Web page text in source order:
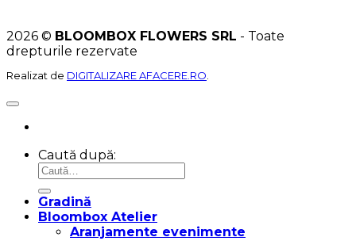
2026 © BLOOMBOX FLOWERS SRL - Toate
drepturile rezervate
Realizat de DIGITALIZARE AFACERE.RO
Caută după:
Gradină
Bloombox Atelier
Aranjamente evenimente